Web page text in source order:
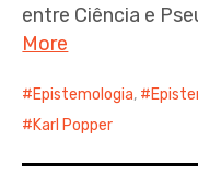
entre Ciência e
More
Epistemologia,
Karl Popper